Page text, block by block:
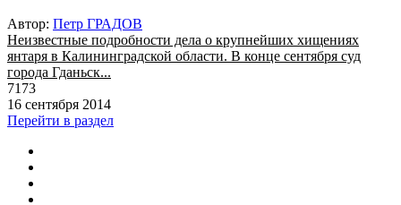
Автор: Петр ГРАДОВ
Неизвестные подробности дела о крупнейших хищениях
янтаря в Калининградской области. В конце сентября суд
города Гданьск...
7173
16 сентября 2014
Перейти в раздел